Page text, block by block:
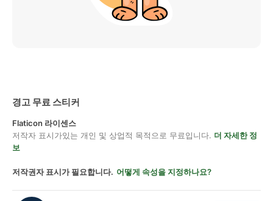
경고 무료 스티커
Flaticon 라이센스
저작자 표시가있는 개인 및 상업적 목적으로 무료입니다. 더 자세한 정
보
저작권자 표시가 필요합니다. 어떻게 속성을 지정하나요?